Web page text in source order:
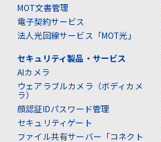
MOT文書管理
電子契約サービス
法人光回線サービス「MOT光」
セキュリティ製品・サービス
AIカメラ
ウェアラブルカメラ（ボディカメ
ラ）
顔認証IDパスワード管理
セキュリティゲート
ファイル共有サーバー「コネクト